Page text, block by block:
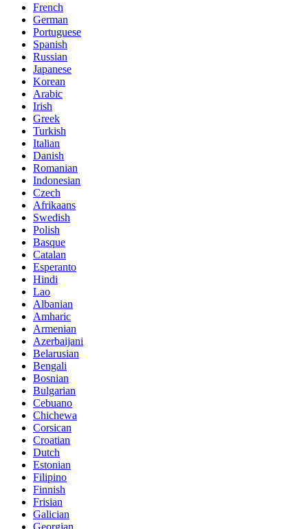
French
German
Portuguese
Spanish
Russian
Japanese
Korean
Arabic
Irish
Greek
Turkish
Italian
Danish
Romanian
Indonesian
Czech
Afrikaans
Swedish
Polish
Basque
Catalan
Esperanto
Hindi
Lao
Albanian
Amharic
Armenian
Azerbaijani
Belarusian
Bengali
Bosnian
Bulgarian
Cebuano
Chichewa
Corsican
Croatian
Dutch
Estonian
Filipino
Finnish
Frisian
Galician
Georgian